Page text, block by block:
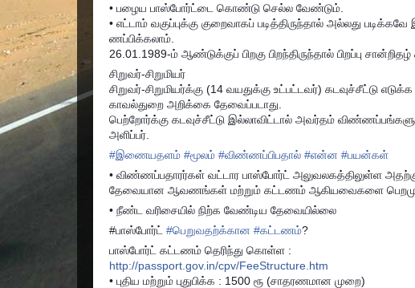
• பழைய பாஸ்போர்ட்டை கொண்டு செல்ல வேண்டும்.
• எட்டாம் வகுப்புக்கு குறைவாகப் படித்திருந்தால் அல்லது
ணப்பிக்கலாம்.
26.01.1989-ம் ஆண்டுக்குப் பிறகு பிறந்திருந்தால் பிறப்பு
சிறுவர்-சிறுமியர்
சிறுவர்-சிறுமியர்க்கு (14 வயதுக்கு உட்பட்டவர்) கடவுச்சீட்டு
காவல்துறை அறிக்கை தேவைப்படாது.
பெற்றோர்க்கு கடவுச்சீட்டு இல்லாவிட்டால் அவர்தம்
அளிப்பர்.
#இணையதளம் #மூலம் #விண்ணப்பிபதால் #என்ன #பயன்கள்
• விண்ணப்பதாரர்கள் வட்டார பாஸ்போர்ட் அலுவலகத்திலுள்ள
தேவையான ஆவணங்கள் மற்றும் கட்டணம் ஆகியவைகளை
• நீண்ட வரிசையில் நிற்க வேண்டிய தேவையில்லை
#பாஸ்போர்ட் #பெறுவதற்க்கான #கட்டணம்?
பாஸ்போர்ட் கட்டணம் தெரிந்து கொள்ள :
http://passport.gov.in/cpv/FeeStructure.htm
• புதிய மற்றும் புதுபிக்க : 1500 ரூ (சாதரணமான முறை)